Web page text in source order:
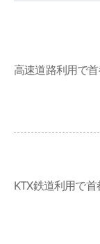
高速道路利用で
KTX鉄道利用で